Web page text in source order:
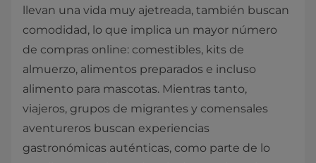
llevan una vida muy ajetreada, también buscan
comodidad, lo que implica un mayor número
de compras online: comestibles, kits de
almuerzo, alimentos preparados e incluso
alimento para mascotas. Mientras tanto,
viajeros, grupos de migrantes y comensales
aventureros buscan experiencias
gastronómicas auténticas, como parte de lo